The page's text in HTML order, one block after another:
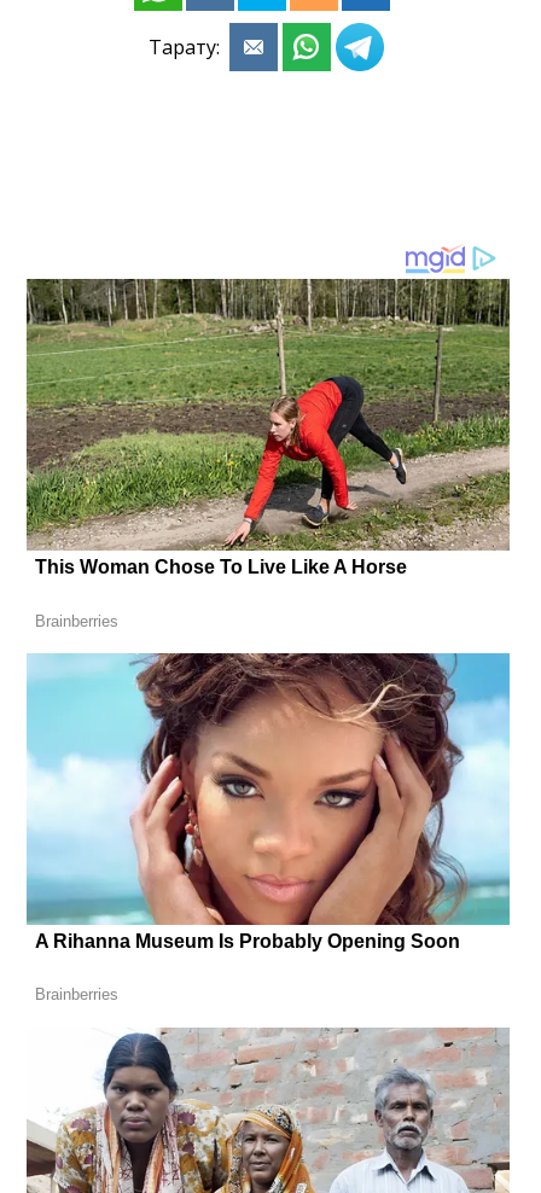
Тарату: